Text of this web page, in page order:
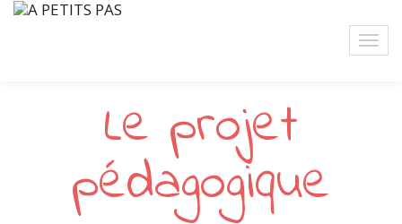
Le projet
pédagogique